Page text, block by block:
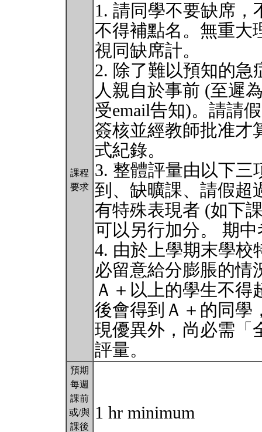
課程
要求
1. 請同學不要缺席，
不得補點名。無重大
視同缺席計。
2. 除了難以預知的急
人親自於事前 (至遲
受email告知)。請請
簽核並經教師批准才
式紀錄。
3. 整體評量由以下三
到、缺曠課、請假超
有特殊表現者 (如下
可以另行加分。 期
4. 由於上學期末學校
必留意給分膨脹的情
Ａ＋以上的學生不
後會得到Ａ＋的同學
現優異外，尚必需「
評量。
預期
每週
課前
或/與
課後
1 hr minimum